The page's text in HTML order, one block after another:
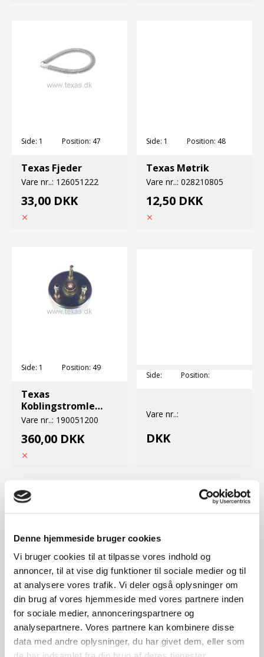
Denne hjemmeside bruger cookies
Vi bruger cookies til at tilpasse vores indhold og
annoncer, til at vise dig funktioner til sociale medier og til
at analysere vores trafik. Vi deler også oplysninger om
din brug af vores hjemmeside med vores partnere inden
for sociale medier, annonceringspartnere og
analysepartnere. Vores partnere kan kombinere disse
data med andre oplysninger, du har givet dem, eller som
Side: 1 Position: 47
Texas Fjeder
Vare nr..: 126051222
33,00 DKK
Side: 1 Position: 48
Texas Møtrik
Vare nr..: 028210805
12,50 DKK
Side: 1 Position: 49
Texas
Koblingstromle
bt190
Vare nr..: 190051200
360,00 DKK
Side: Position:
Vare nr..:
DKK
Side: 1 Position: 51
Texas Planskive M5
Vare nr..: 90102308
Side:1 Position:
Texas Medbringer
bt190